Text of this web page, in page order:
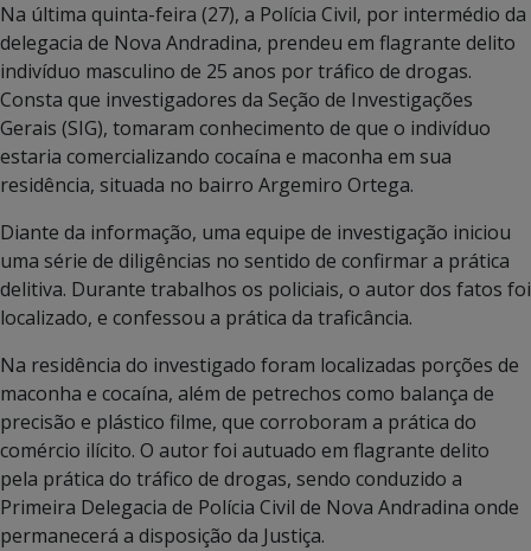
Na última quinta-feira (27), a Polícia Civil, por intermédio da
delegacia de Nova Andradina, prendeu em flagrante delito
indivíduo masculino de 25 anos por tráfico de drogas.
Consta que investigadores da Seção de Investigações
Gerais (SIG), tomaram conhecimento de que o indivíduo
estaria comercializando cocaína e maconha em sua
residência, situada no bairro Argemiro Ortega.
Diante da informação, uma equipe de investigação iniciou
uma série de diligências no sentido de confirmar a prática
delitiva. Durante trabalhos os policiais, o autor dos fatos foi
localizado, e confessou a prática da traficância.
Na residência do investigado foram localizadas porções de
maconha e cocaína, além de petrechos como balança de
precisão e plástico filme, que corroboram a prática do
comércio ilícito. O autor foi autuado em flagrante delito
pela prática do tráfico de drogas, sendo conduzido a
Primeira Delegacia de Polícia Civil de Nova Andradina onde
permanecerá a disposição da Justiça.